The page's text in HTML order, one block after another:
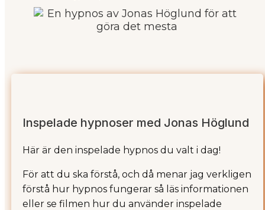
Inspelade hypnoser med Jonas Höglund
Här är den inspelade hypnos du valt i dag!
För att du ska förstå, och då menar jag verkligen
förstå hur hypnos fungerar så läs informationen
eller se filmen hur du använder inspelade